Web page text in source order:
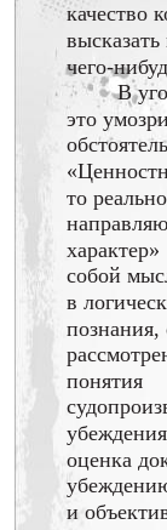
качество
чего-
В
это
то
характер»
собой
в
понятия
оценка
и